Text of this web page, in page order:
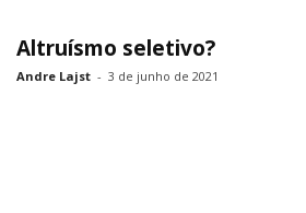
Altruísmo seletivo?
Andre Lajst - 3 de junho de 2021